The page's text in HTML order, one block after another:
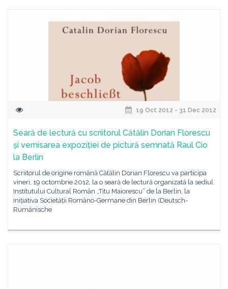
19 Oct 2012 - 31 Dec 2012
Seară de lectură cu scriitorul Cătălin Dorian Florescu
și vernisarea expoziției de pictură semnată Raul Cio
la Berlin
Scriitorul de origine română Cătălin Dorian Florescu va participa
vineri, 19 octombrie 2012, la o seară de lectură organizată la sediul
Institutului Cultural Român „Titu Maiorescu“ de la Berlin, la
inițiativa Societății Româno-Germane din Berlin (Deutsch-
Rumänische